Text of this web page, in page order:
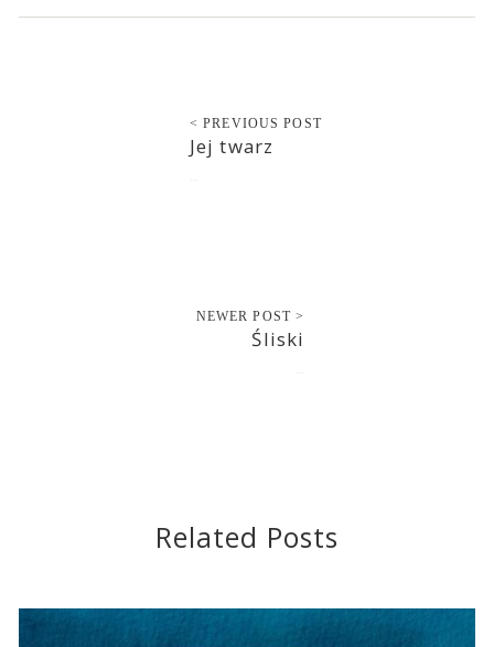
< PREVIOUS POST
Jej twarz
NEWER POST >
Śliski
Related Posts